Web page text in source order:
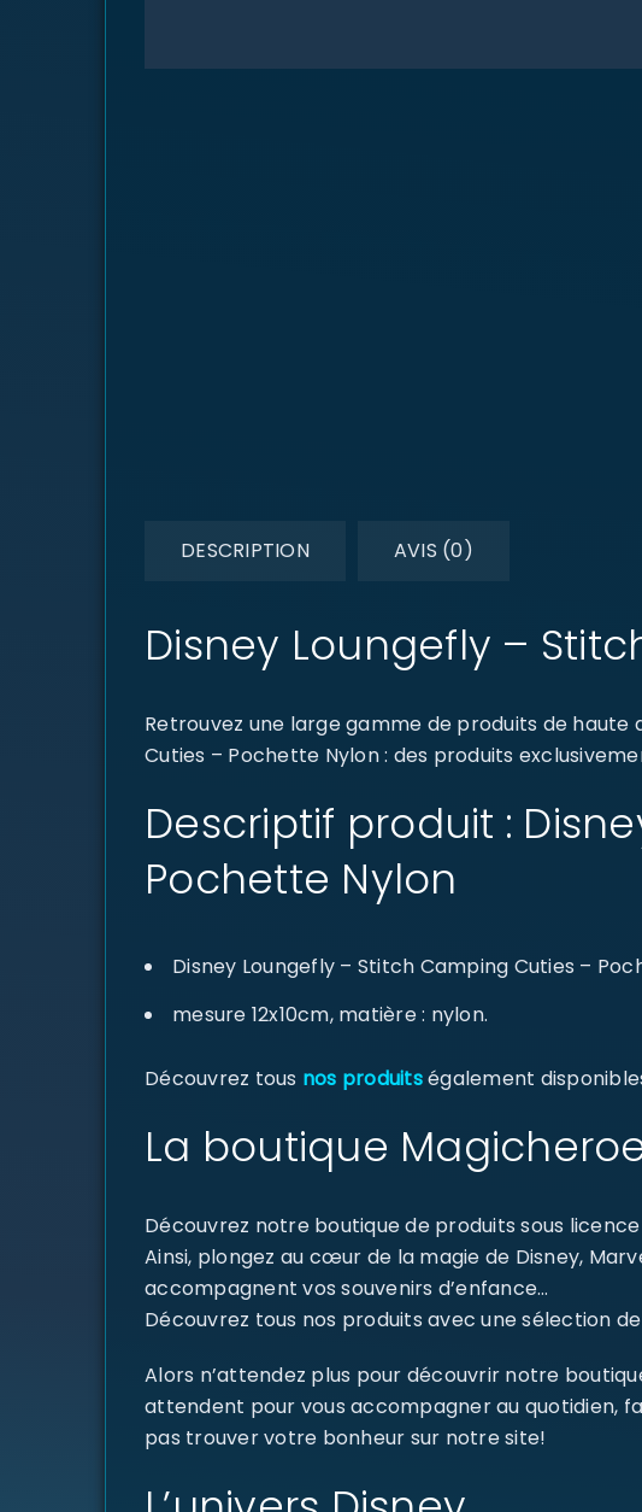
DESCRIPTION AVIS (0)
Disney Loungefly –
Retrouvez une large gamme de produits de
Cuties – Pochette Nylon : des produits
Descriptif produit :
Pochette Nylon
Disney Loungefly – Stitch Camping Cuties –
mesure 12x10cm, matière : nylon.
Découvrez tous nos produitségalement
La boutique
Découvrez notre boutique de produits sous
Ainsi, plongez au cœur de la magie de Disney,
accompagnent vos souvenirs d’enfance…
Découvrez tous nos produits avec une sélection
Alors n’attendez plus pour découvrir notre
attendent pour vous accompagner au quotidien,
pas trouver votre bonheur sur notre site!